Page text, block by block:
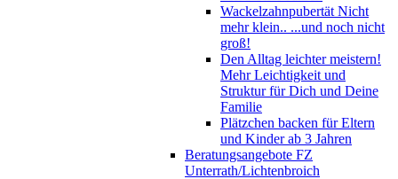
Wackelzahnpubertät Nicht
mehr klein.. ...und noch nicht
groß!
Den Alltag leichter meistern!
Mehr Leichtigkeit und
Struktur für Dich und Deine
Familie
Plätzchen backen für Eltern
und Kinder ab 3 Jahren
Beratungsangebote FZ
Unterrath/Lichtenbroich